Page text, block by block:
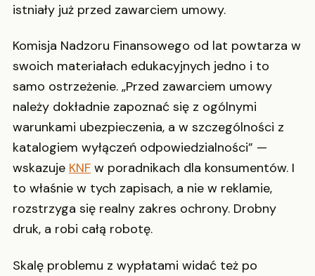
istniały już przed zawarciem umowy.
Komisja Nadzoru Finansowego od lat powtarza w
swoich materiałach edukacyjnych jedno i to
samo ostrzeżenie. „Przed zawarciem umowy
należy dokładnie zapoznać się z ogólnymi
warunkami ubezpieczenia, a w szczególności z
katalogiem wyłączeń odpowiedzialności” —
wskazuje KNF w poradnikach dla konsumentów. I
to właśnie w tych zapisach, a nie w reklamie,
rozstrzyga się realny zakres ochrony. Drobny
druk, a robi całą robotę.
Skalę problemu z wypłatami widać też po